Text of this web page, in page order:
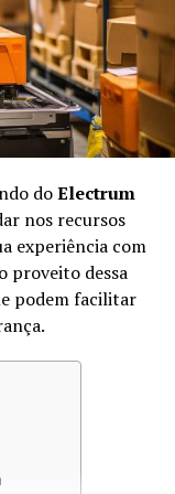
por suas
hashes
significa que,
acessando sua
armazenado.
(P2P) para
usuários.
Sites
oferece várias
contra
distribuídos
doElectrum
nos recursos
experiência com
proveito dessa
podem facilitar